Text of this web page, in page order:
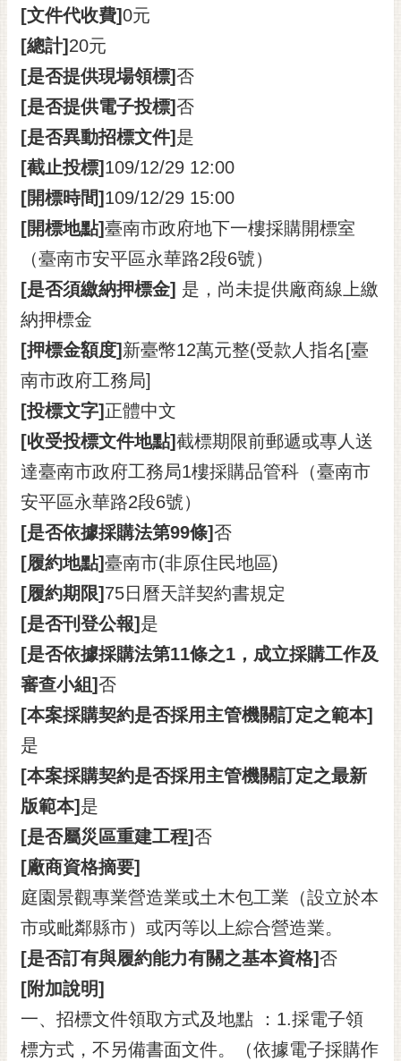
[文件代收費]0元
[總計] 20元
[是否提供現場領標]否
[是否提供電子投標]否
[是否異動招標文件] 是
[截止投標] 109/12/29 12:00
[開標時間] 109/12/29 15:00
[開標地點]臺南市政府地下一樓採購開標室
（臺南市安平區永華路2段6號）
[是否須繳納押標金] 是，尚未提供廠商線上繳
納押標金
[押標金額度] 新臺幣12萬元整(受款人指名[臺
南市政府工務局]
[投標文字] 正體中文
[收受投標文件地點]截標期限前郵遞或專人送
達臺南市政府工務局1樓採購品管科（臺南市
安平區永華路2段6號）
[是否依據採購法第99條]否
[履約地點]臺南市(非原住民地區)
[履約期限] 75日曆天詳契約書規定
[是否刊登公報] 是
[是否依據採購法第11條之1，成立採購工作及
審查小組]否
[本案採購契約是否採用主管機關訂定之範本]
是
[本案採購契約是否採用主管機關訂定之最新
版範本] 是
[是否屬災區重建工程]否
[廠商資格摘要]
庭園景觀專業營造業或土木包工業（設立於本
市或毗鄰縣市）或丙等以上綜合營造業。
[是否訂有與履約能力有關之基本資格]否
[附加說明]
一、招標文件領取方式及地點 ：1.採電子領
標方式，不另備書面文件。（依據電子採購作